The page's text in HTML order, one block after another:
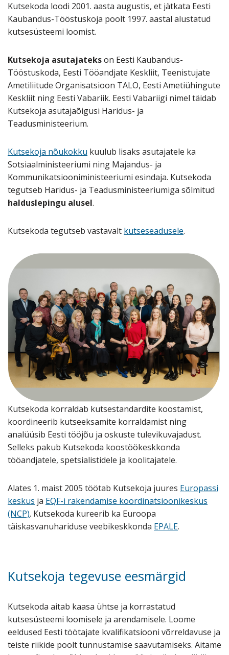
Kutsekoda loodi 2001. aasta augustis, et jätkata Eesti
Kaubandus-Tööstuskoja poolt 1997. aastal alustatud
kutsesüsteemi loomist.
Kutsekoja asutajatekson Eesti Kaubandus-
Tööstuskoda, Eesti Tööandjate Keskliit, Teenistujate
Ametiliitude Organisatsioon TALO, Eesti Ametiühingute
Keskliit ning Eesti Vabariik. Eesti Vabariigi nimel täidab
Kutsekoja asutajaõigusi Haridus- ja
Teadusministeerium.
Kutsekoja nõukokku kuulub lisaks asutajatele ka
Sotsiaalministeeriumi ning Majandus- ja
Kommunikatsiooniministeeriumi esindaja. Kutsekoda
tegutseb Haridus- ja Teadusministeeriumiga sõlmitud
halduslepingu alusel.
Kutsekoda tegutseb vastavalt kutseseadusele.
Kutsekoda korraldab kutsestandardite koostamist,
koordineerib kutseeksamite korraldamist ning
analüüsib Eesti tööjõu ja oskuste tulevikuvajadust.
Selleks pakub Kutsekoda koostöökeskkonda
tööandjatele, spetsialistidele ja koolitajatele.
Alates 1. maist 2005 töötab Kutsekoja juures Europassi
keskus ja EQF-i rakendamise koordinatsioonikeskus
(NCP). Kutsekoda kureerib ka Euroopa
täiskasvanuhariduse veebikeskkonda EPALE.
Kutsekoja tegevuse eesmärgid
Kutsekoda aitab kaasa ühtse ja korrastatud
kutsesüsteemi loomisele ja arendamisele. Loome
eeldused Eesti töötajate kvalifikatsiooni võrreldavuse ja
teiste riikide poolt tunnustamise saavutamiseks. Aitame